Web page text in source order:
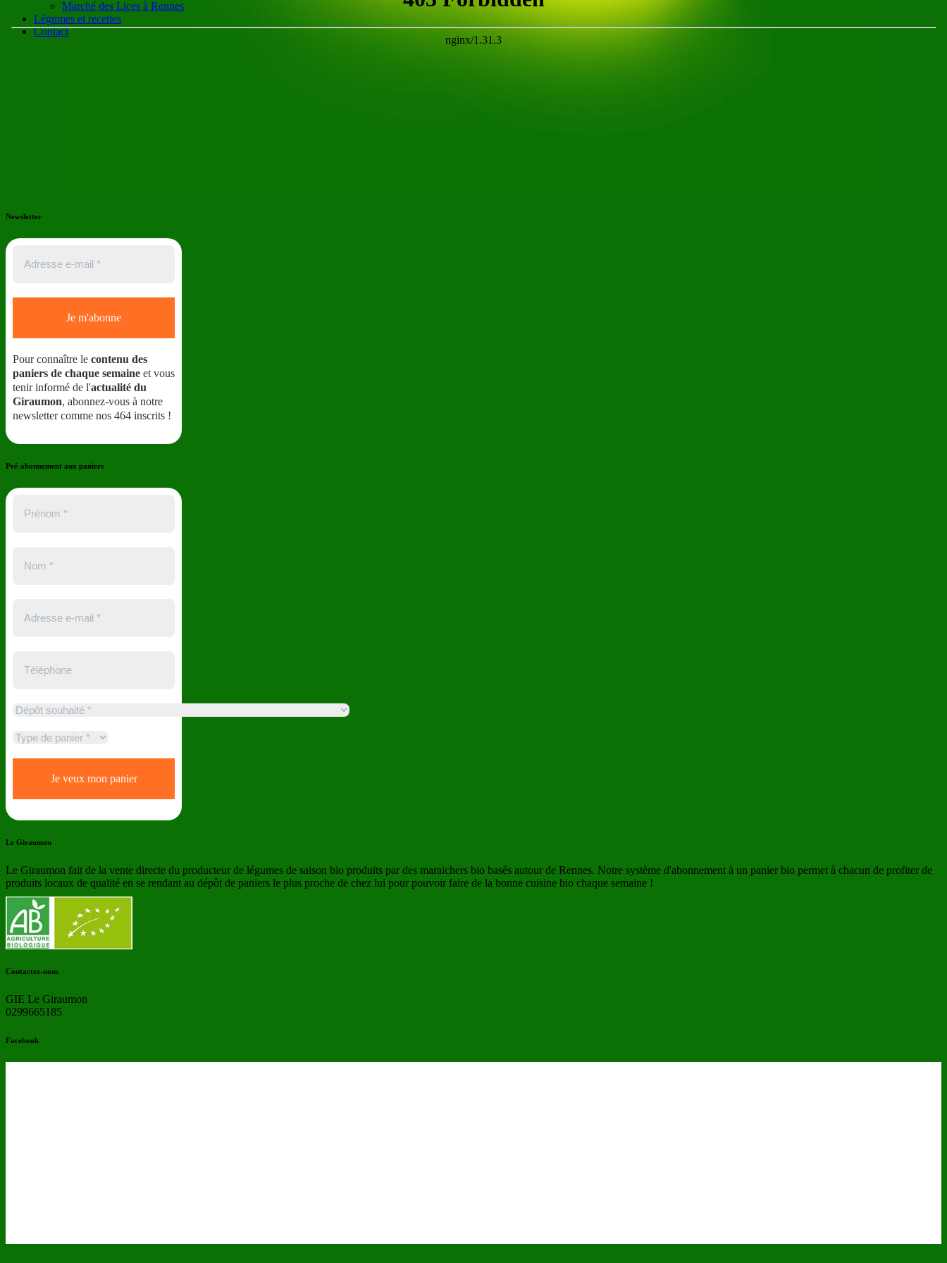
Marché des Lices à Rennes
Légumes et recettes
Contact
Newsletter
Pour connaître le contenu des
paniers de chaque semaine et vous
tenir informé de l'actualité du
Giraumon, abonnez-vous à notre
newsletter comme nos 464 inscrits !
Pré-abonnement aux paniers
Le Giraumon
Le Giraumon fait de la vente directe du producteur de légumes de saison bio produits par des maraichers bio basés autour de Rennes. Notre système d'abonnement à un panier bio permet à chacun de profiter de
produits locaux de qualité en se rendant au dépôt de paniers le plus proche de chez lui pour pouvoir faire de la bonne cuisine bio chaque semaine !
Contactez-nous
GIE Le Giraumon
0299665185
Facebook